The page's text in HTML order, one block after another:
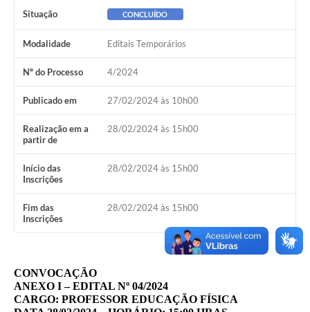
Situação CONCLUÍDO
Modalidade Editais Temporários
Nº do Processo 4/2024
Publicado em 27/02/2024 às 10h00
Realização em a
partir de
28/02/2024 às 15h00
Início das
Inscrições
28/02/2024 às 15h00
Fim das
Inscrições
28/02/2024 às 15h00
CONVOCAÇÃO
ANEXO I – EDITAL Nº 04/2024
CARGO: PROFESSOR EDUCAÇÃO FÍSICA